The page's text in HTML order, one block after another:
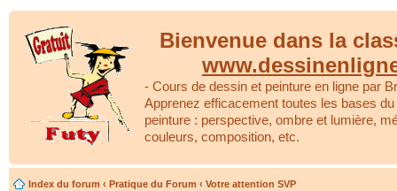
Bienvenue dans la
- Cours de dessin et peinture en ligne par
Apprenez efficacement toutes les bases
peinture : perspective, ombre et lumière,
couleurs, composition, etc.
Index du forum ‹ Pratique du Forum ‹ Votre attention SVP